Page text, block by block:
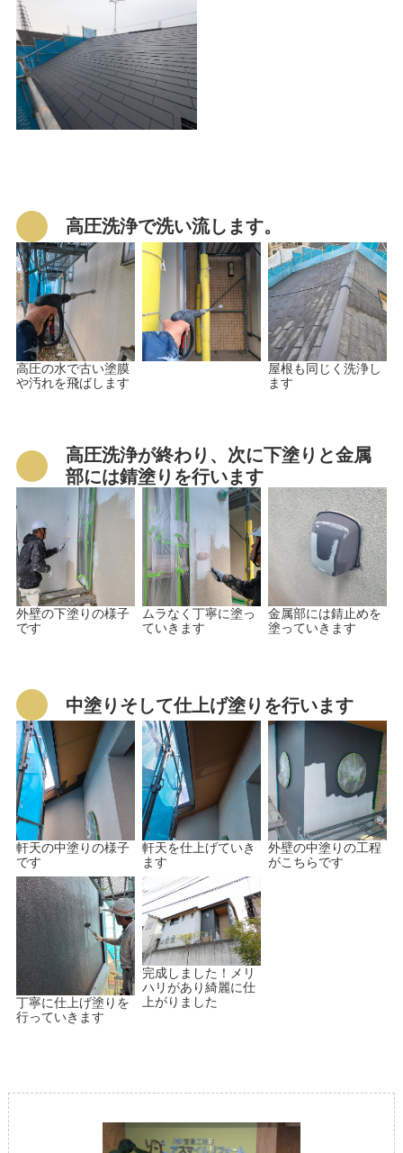
高圧洗浄で洗い流します。
高圧の水で古い塗膜
や汚れを飛ばします
屋根も同じく洗浄し
ます
高圧洗浄が終わり、次に下塗りと金属
部には錆塗りを行います
外壁の下塗りの様子
です
ムラなく丁寧に塗っ
ていきます
金属部には錆止めを
塗っていきます
中塗りそして仕上げ塗りを行います
軒天の中塗りの様子
です
軒天を仕上げていき
ます
外壁の中塗りの工程
がこちらです
丁寧に仕上げ塗りを
行っていきます
完成しました！メリ
ハリがあり綺麗に仕
上がりました